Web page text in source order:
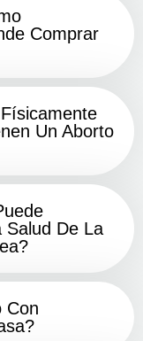
Comprar
Un Aborto
Salud De La
Con